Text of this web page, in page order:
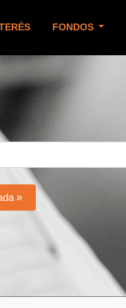
FONDOS
»